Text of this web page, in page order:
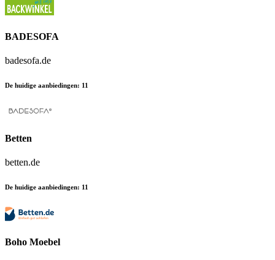
BADESOFA
badesofa.de
De huidige aanbiedingen: 11
Betten
betten.de
De huidige aanbiedingen: 11
Boho Moebel